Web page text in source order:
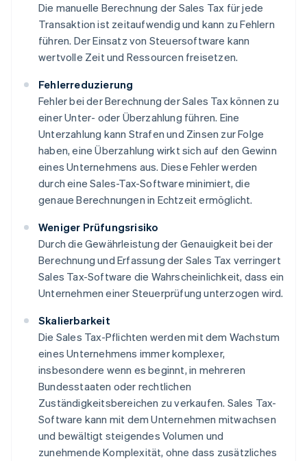
Die manuelle Berechnung der Sales Tax für jede
Transaktion ist zeitaufwendig und kann zu Fehlern
führen. Der Einsatz von Steuersoftware kann
wertvolle Zeit und Ressourcen freisetzen.
Fehlerreduzierung
Fehler bei der Berechnung der Sales Tax können zu
einer Unter- oder Überzahlung führen. Eine
Unterzahlung kann Strafen und Zinsen zur Folge
haben, eine Überzahlung wirkt sich auf den Gewinn
eines Unternehmens aus. Diese Fehler werden
durch eine Sales-Tax-Software minimiert, die
genaue Berechnungen in Echtzeit ermöglicht.
Weniger Prüfungsrisiko
Durch die Gewährleistung der Genauigkeit bei der
Berechnung und Erfassung der Sales Tax verringert
Sales Tax-Software die Wahrscheinlichkeit, dass ein
Unternehmen einer Steuerprüfung unterzogen wird.
Skalierbarkeit
Die Sales Tax-Pflichten werden mit dem Wachstum
eines Unternehmens immer komplexer,
insbesondere wenn es beginnt, in mehreren
Bundesstaaten oder rechtlichen
Zuständigkeitsbereichen zu verkaufen. Sales Tax-
Software kann mit dem Unternehmen mitwachsen
und bewältigt steigendes Volumen und
zunehmende Komplexität, ohne dass zusätzliches